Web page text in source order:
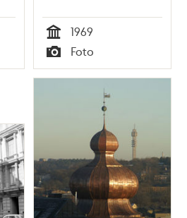
Tid
1969
Typ
Foto